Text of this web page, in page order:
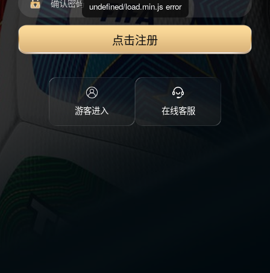
点击注册
游客进入 在线客服
undefined/load.min.js error